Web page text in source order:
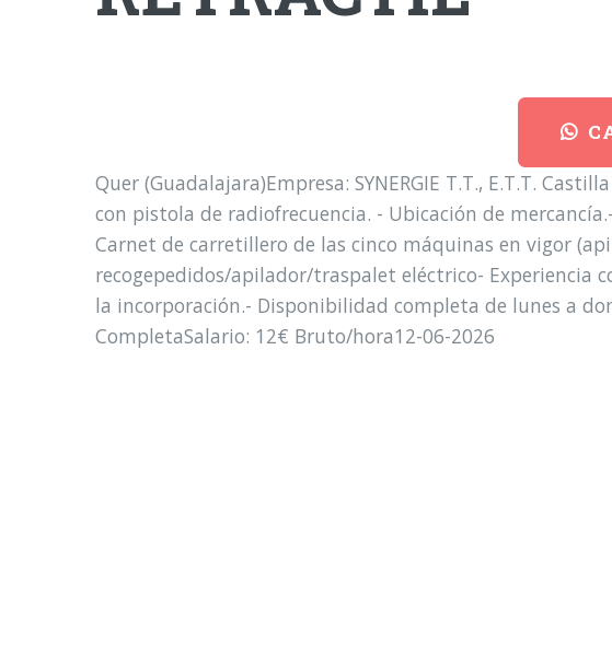
Quer (Guadalajara)Empresa: SYNERGIE T.T., E.T.T.
con pistola de radiofrecuencia. - Ubicación de
Carnet de carretillero de las cinco máquinas en vigor
recogepedidos/apilador/traspalet eléctrico- Experiencia
la incorporación.- Disponibilidad completa de lunes a
CompletaSalario: 12€ Bruto/hora12-06-2026